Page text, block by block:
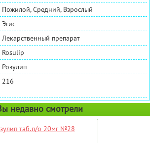
Пожилой, Средний, Взрослый
Эгис
Лекарственный препарат
Rosulip
Розулип
216
недавно смотрели
таб.п/о 20мг №28